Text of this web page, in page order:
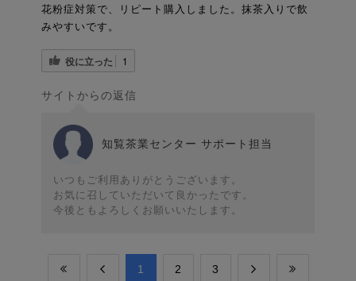
花粉症対策で、リピート購入しました。抹茶入りで飲
みやすいです。
役に立った 1
サイトからの返信
知覧茶業センター サポート担当
いつもご利用ありがとうございます。
お気に召していただいて良かったです。
今後ともよろしくお願いいたします。
​1 ​2 ​3